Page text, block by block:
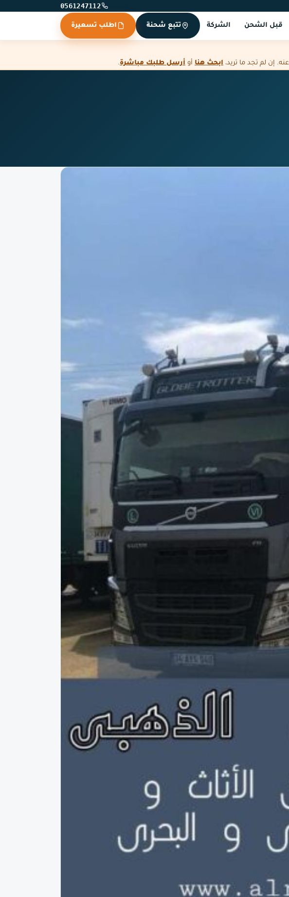
0561247112
قبل الشحن الشركة تتبع شحنة اطلب تسعيرة
إن لم تجد ما تريد، ابحث هنا أو أرسل طلبك مباشرة.